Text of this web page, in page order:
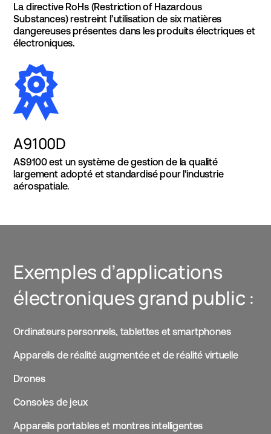
La directive RoHs (Restriction of Hazardous
Substances) restreint l’utilisation de six matières
dangereuses présentes dans les produits électriques et
électroniques.
A9100D
AS9100 est un système de gestion de la qualité
largement adopté et standardisé pour l'industrie
aérospatiale.
Exemples d’applications
électroniques grand public :
Ordinateurs personnels, tablettes et smartphones
Appareils de réalité augmentée et de réalité virtuelle
Drones
Consoles de jeux
Appareils portables et montres intelligentes